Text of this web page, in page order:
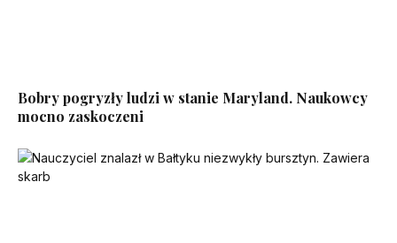
Bobry pogryzły ludzi w stanie Maryland. Naukowcy
mocno zaskoczeni